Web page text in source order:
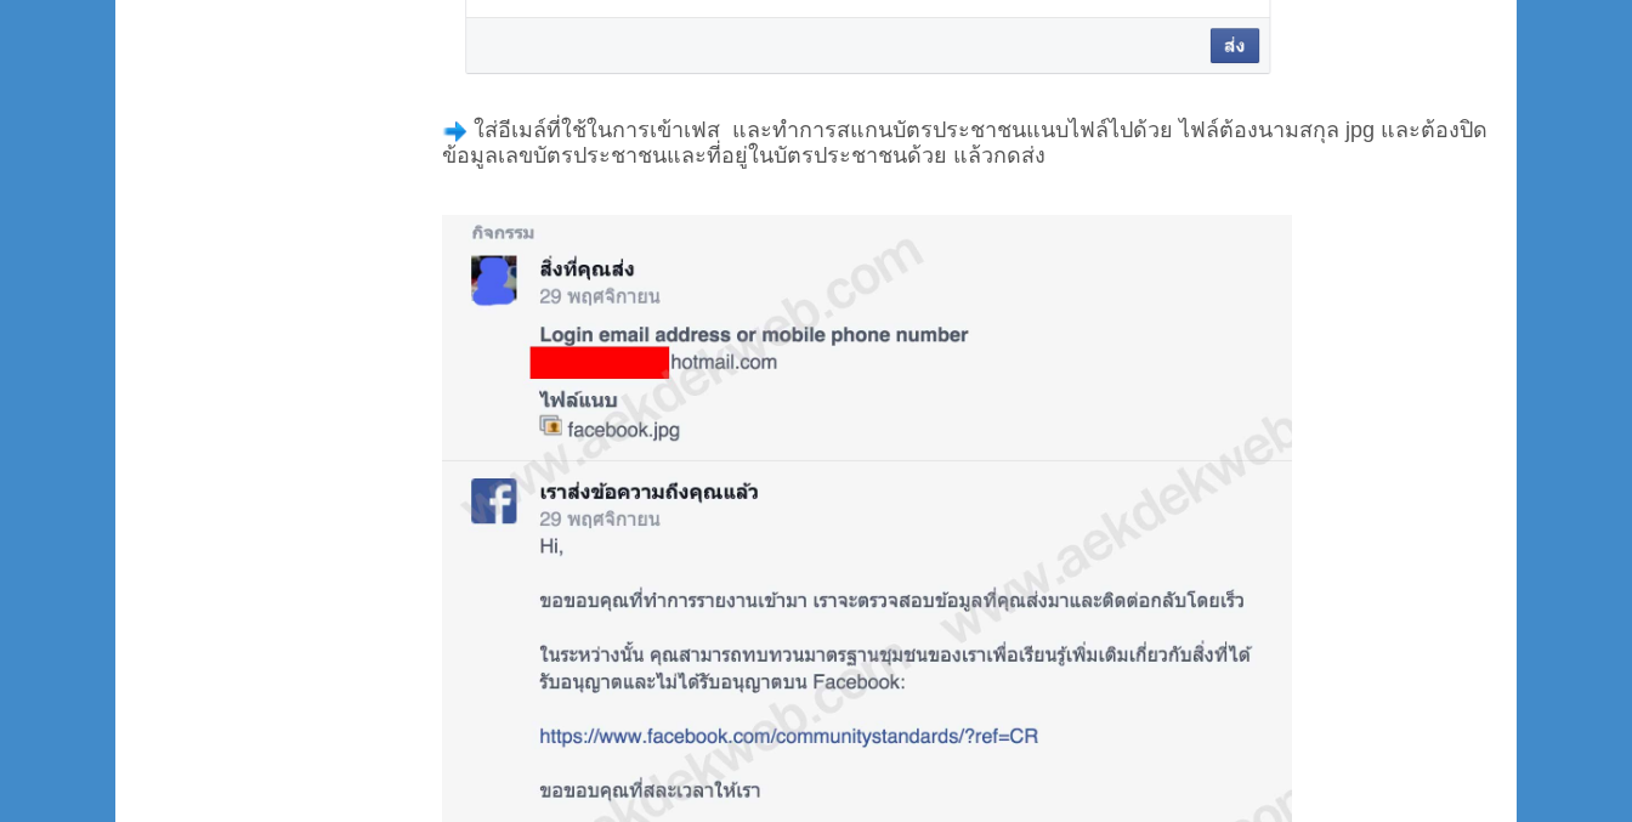
ใส่อีเมล์ที่ใช้ในการเข้าเฟส และทำการสแกนบัตรประชาชนแนบไฟล์ไปด้วย ไฟล์ต้องนามสกุล jpg และต้องปิด
ข้อมูลเลขบัตรประชาชนและที่อยู่ในบัตรประชาชนด้วย แล้วกดส่ง